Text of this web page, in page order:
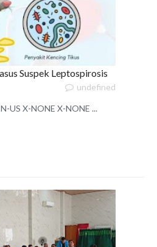
Suspek Leptospirosis
undefined
US X-NONE X-NONE ...